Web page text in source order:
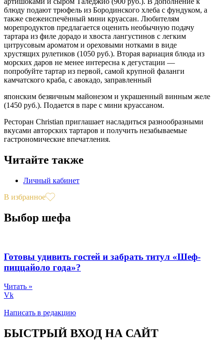
блюду подают трюфель из Бородинского хлеба с фундуком, а
также свежеиспечённый мини круассан. Любителям
морепродуктов предлагается оценить необычную подачу
тартара из филе дорадо и хвоста лангустинов с легким
цитрусовым ароматом и ореховыми нотками в виде
хрустящих рулетиков (1050 руб.). Вторая вариация блюда из
морских даров не менее интересна к дегустации —
попробуйте тартар из первой, самой крупной фаланги
камчатского краба, с авокадо, заправленный
японским безяичным майонезом и украшенный винным желе
(1450 руб.). Подается в паре с мини круассаном.
Ресторан Christian приглашает насладиться разнообразными
вкусами авторских тартаров и получить незабываемые
гастрономические впечатления.
Читайте также
Личный кабинет
В избранное
Выбор шефа
Готовы удивить гостей и забрать титул «Шеф-
пиццайоло года»?
Читать »
Vk
Написать в редакцию
БЫСТРЫЙ ВХОД НА САЙТ